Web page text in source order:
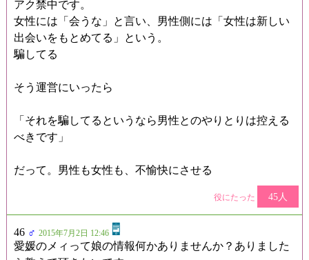
アク禁中です。
女性には「会うな」と言い、男性側には「女性は新しい
出会いをもとめてる」という。
騙してる
そう運営にいったら
「それを騙してるというなら男性とのやりとりは控える
べきです」
だって。男性も女性も、不愉快にさせる
役にたった 45人
46 ♂ 2015年7月2日 12:46
愛媛のメィって娘の情報何かありませんか？ありました